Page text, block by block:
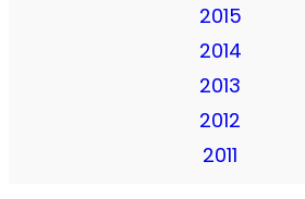
2015
2014
2013
2012
2011